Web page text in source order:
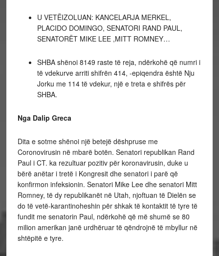
U VETËIZOLUAN: KANCELARJA MERKEL,
PLACIDO DOMINGO, SENATORI RAND PAUL,
SENATORËT MIKE LEE ,MITT ROMNEY…
SHBA shënoi 8149 raste të reja, ndërkohë që numri i
të vdekurve arriti shifrën 414, -epiqendra është Nju
Jorku me 114 të vdekur, një e treta e shifrës për
SHBA.
Nga Dalip Greca
Dita e sotme shënoi një betejë dëshpruse me
Coronovirusin në mbarë botën. Senatori republikan Rand
Paul i CT. ka rezultuar pozitiv për koronavirusin, duke u
bërë anëtar i tretë i Kongresit dhe senatori i parë që
konfirmon infeksionin. Senatori Mike Lee dhe senatori Mitt
Romney, të dy republikanët në Utah, njoftuan të Dielën se
do të vetë-karantinoheshin për shkak të kontaktit të tyre të
fundit me senatorin Paul, ndërkohë që më shumë se 80
milion amerikan janë urdhëruar të qëndrojnë të mbyllur në
shtëpitë e tyre.